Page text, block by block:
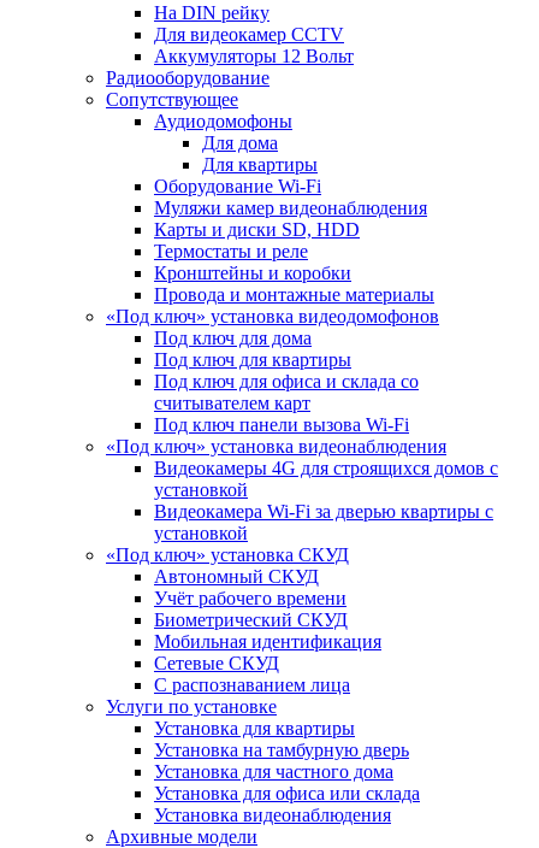
На DIN рейку
Для видеокамер CCTV
Аккумуляторы 12 Вольт
Радиооборудование
Сопутствующее
Аудиодомофоны
Для дома
Для квартиры
Оборудование Wi-Fi
Муляжи камер видеонаблюдения
Карты и диски SD, HDD
Термостаты и реле
Кронштейны и коробки
Провода и монтажные материалы
«Под ключ» установка видеодомофонов
Под ключ для дома
Под ключ для квартиры
Под ключ для офиса и склада со
считывателем карт
Под ключ панели вызова Wi-Fi
«Под ключ» установка видеонаблюдения
Видеокамеры 4G для строящихся домов с
установкой
Видеокамера Wi-Fi за дверью квартиры с
установкой
«Под ключ» установка СКУД
Автономный СКУД
Учёт рабочего времени
Биометрический СКУД
Мобильная идентификация
Сетевые СКУД
С распознаванием лица
Услуги по установке
Установка для квартиры
Установка на тамбурную дверь
Установка для частного дома
Установка для офиса или склада
Установка видеонаблюдения
Архивные модели